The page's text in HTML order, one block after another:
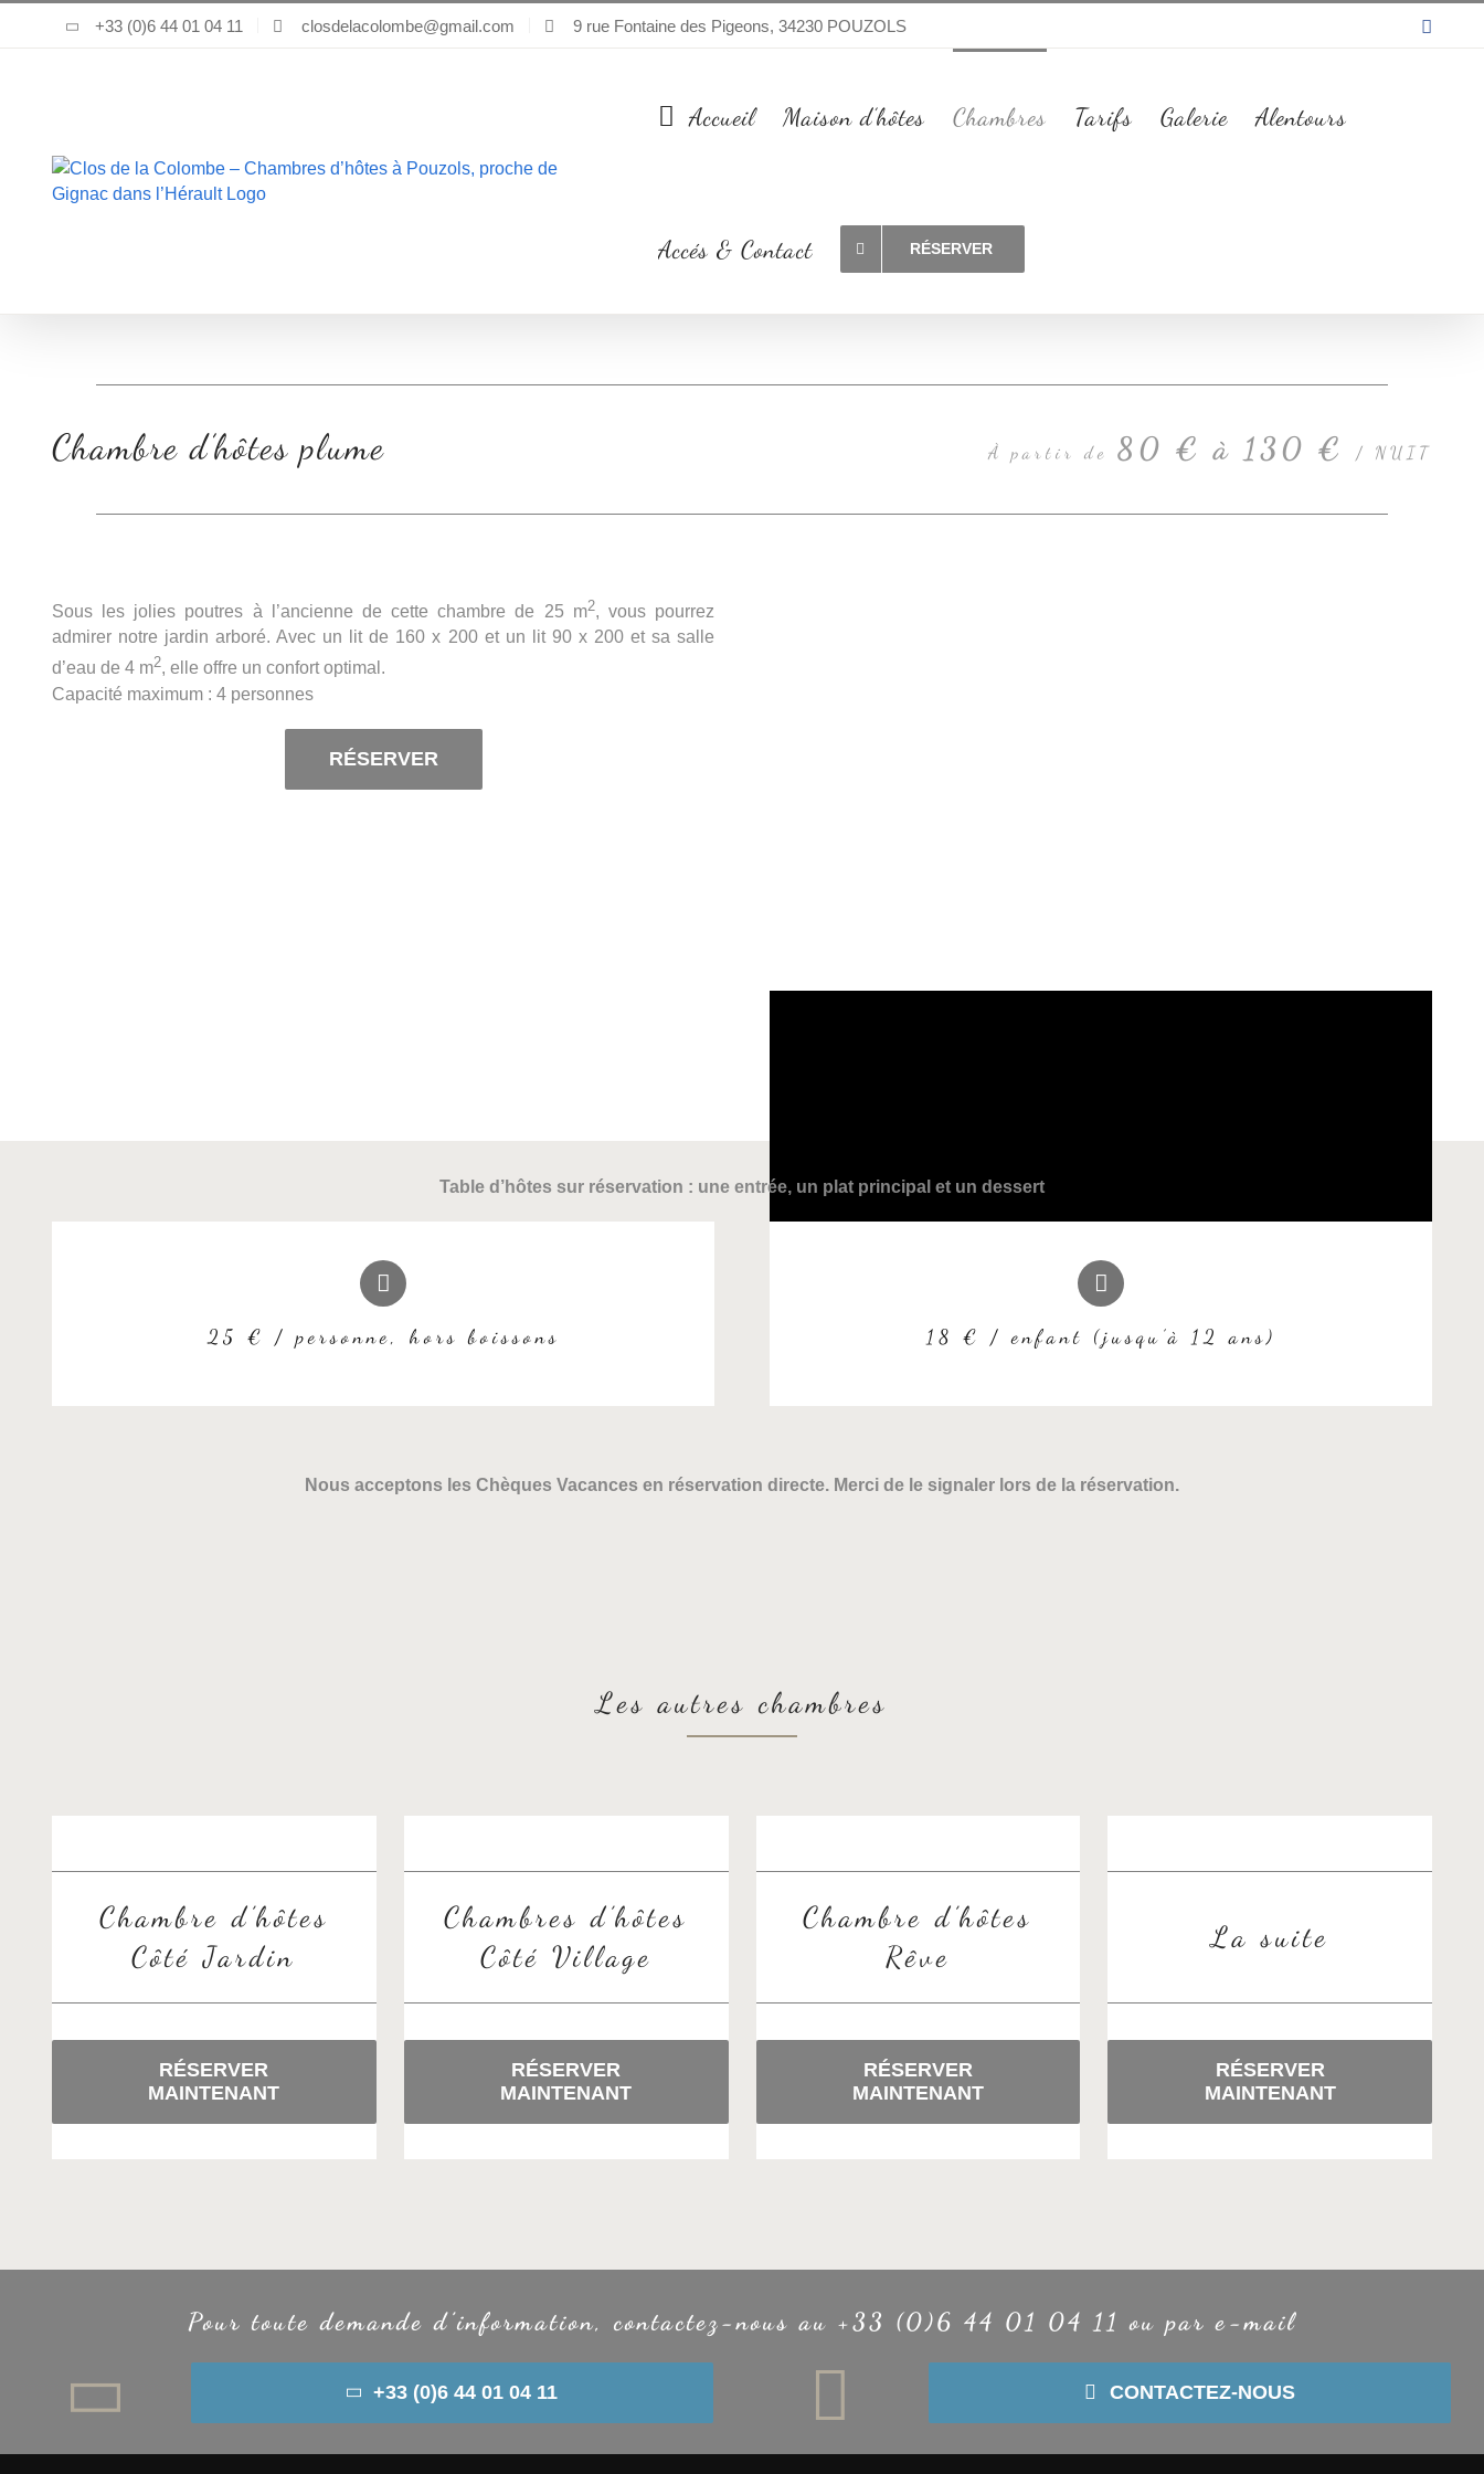
+33 (0)6 44 01 04 11 closdelacolombe@gmail.com 9 rue Fontaine des Pigeons, 34230 POUZOLS
Accueil Maison d’hôtes Chambres Tarifs Galerie Alentours
Accés & Contact RÉSERVER
Chambre d’hôtes plume À partir de 80 € à 130 € / NUIT
Sous les jolies poutres à l’ancienne de cette chambre de 25 m2, vous pourrez
admirer notre jardin arboré. Avec un lit de 160 x 200 et un lit 90 x 200 et sa salle
d’eau de 4 m2, elle offre un confort optimal.
Capacité maximum : 4 personnes
RÉSERVER
Table d’hôtes sur réservation : une entrée, un plat principal et un dessert
25 € / personne, hors boissons 18 € / enfant (jusqu’à 12 ans)
Nous acceptons les Chèques Vacances en réservation directe. Merci de le signaler lors de la réservation.
Les autres chambres
Chambre d’hôtes
Côté Jardin
RÉSERVER
MAINTENANT
Chambres d’hôtes
Côté Village
RÉSERVER
MAINTENANT
Chambre d’hôtes
Rêve
RÉSERVER
MAINTENANT
La suite
RÉSERVER
MAINTENANT
Pour toute demande d’information, contactez-nous au +33 (0)6 44 01 04 11 ou par e-mail
+33 (0)6 44 01 04 11 CONTACTEZ-NOUS